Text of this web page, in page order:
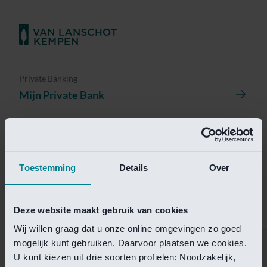
Toestemming Details Over
Deze website maakt gebruik van cookies
Wij willen graag dat u onze online omgevingen zo goed
mogelijk kunt gebruiken. Daarvoor plaatsen we cookies.
U kunt kiezen uit drie soorten profielen: Noodzakelijk,
Private Banking
Mijn Private Bank
Helaas is deze pagina